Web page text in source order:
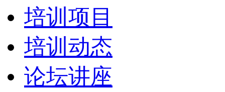
培训项目
培训动态
论坛讲座